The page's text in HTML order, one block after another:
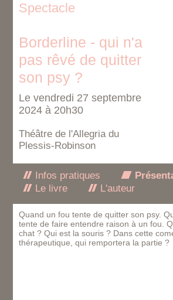
Spectacle
Borderline - qui n'a
pas rêvé de quitter
son psy ?
Le vendredi 27 septembre
2024 à 20h30
Théâtre de l'Allegria du
Plessis-Robinson
Infos pratiques
Le livre
L'auteur
Quand un fou tente de quitter son psy.
tente de faire entendre raison à un fou.
chat ? Qui est la souris ? Dans cette
thérapeutique, qui remportera la partie ?